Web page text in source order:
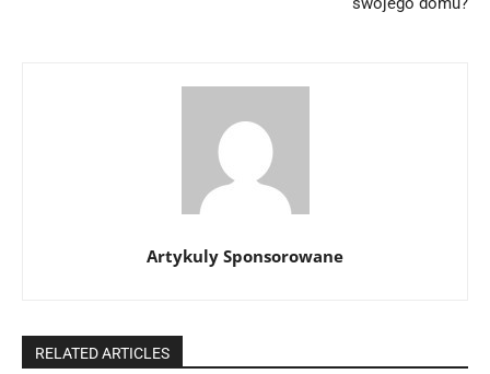
Artykuly Sponsorowane
RELATED ARTICLES